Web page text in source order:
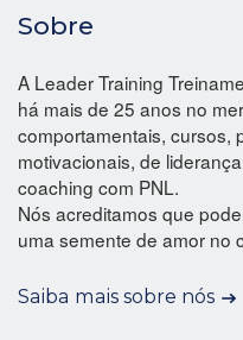
Sobre
A Leader Training
há mais de 25 anos no
comportamentais, cursos,
motivacionais, de
coaching com PNL.
Nós acreditamos que
uma semente de amor no
Saiba mais sobre nós